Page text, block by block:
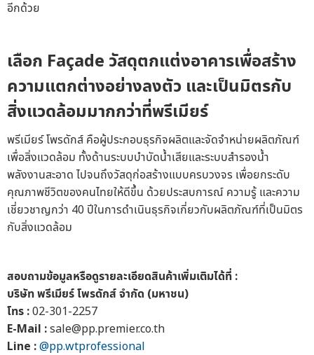
อีกด้วย
เลือก Façade วัสดุตกแต่งอาคารเพื่อสร้าง
ความแตกต่างอย่างลงตัว และเป็นมิตรกับ
สิ่งแวดล้อมมากกว่าที่พรีเมียร์
พรีเมียร์ โพรดักส์ คือผู้ประกอบธุรกิจผลิตและจัดจำหน่ายผลิตภัณฑ์
เพื่อสิ่งแวดล้อม ทั้งด้านระบบบำบัดน้ำเสียและระบบสำรองน้ำ
พลังงานสะอาด ไปจนถึงวัสดุก่อสร้างแบบครบวงจร เพื่อยกระดับ
คุณภาพชีวิตของคนไทยให้ดีขึ้น ด้วยประสบการณ์ ความรู้ และความ
เชี่ยวชาญกว่า 40 ปีในการดำเนินธุรกิจเกี่ยวกับผลิตภัณฑ์ที่เป็นมิตร
กับสิ่งแวดล้อม
สอบถามข้อมูลหรือดูรายละเอียดสินค้าเพิ่มเติมได้ที่ :
บริษัท พรีเมียร์ โพรดักส์ จำกัด (มหาชน)
โทร :02-301-2257
E-Mail :sale@pp.premier.co.th
Line :@pp.wtprofessional